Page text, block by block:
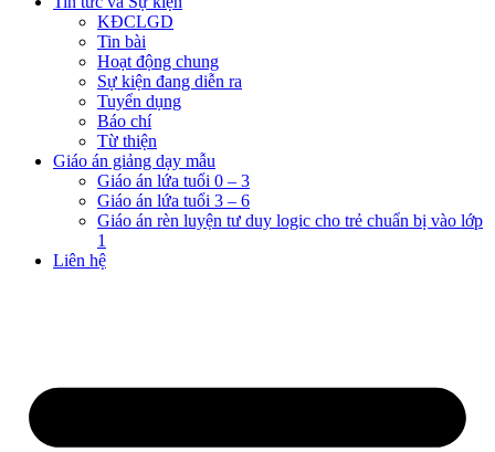
KĐCLGD
Tin bài
Hoạt động chung
Sự kiện đang diễn ra
Tuyển dụng
Báo chí
Từ thiện
Giáo án giảng dạy mẫu
Giáo án lứa tuổi 0 – 3
Giáo án lứa tuổi 3 – 6
Giáo án rèn luyện tư duy logic cho trẻ chuẩn bị vào lớp
1
Liên hệ